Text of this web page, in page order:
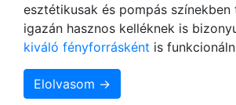
esztétikusak és pompás színekben
igazán hasznos kelléknek is
kiváló fényforrásként is
Elolvasom →